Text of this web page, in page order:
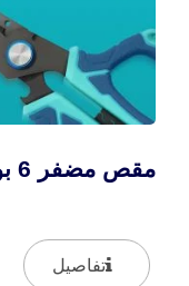
مقص مضفر 6 بوصة
تفاصيل